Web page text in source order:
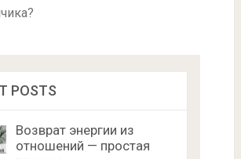
POSTS
Возврат энергии из
отношений — простая